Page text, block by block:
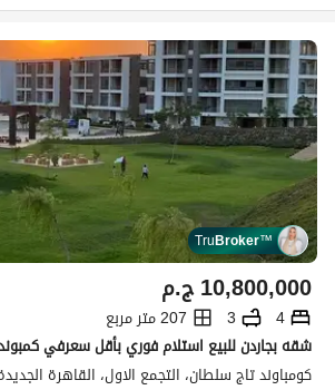
TruBroker™
ج.م10,800,000
4
3
207 متر مربع
كومباوند تاج سلطان، التجمع الاول، القاهرة